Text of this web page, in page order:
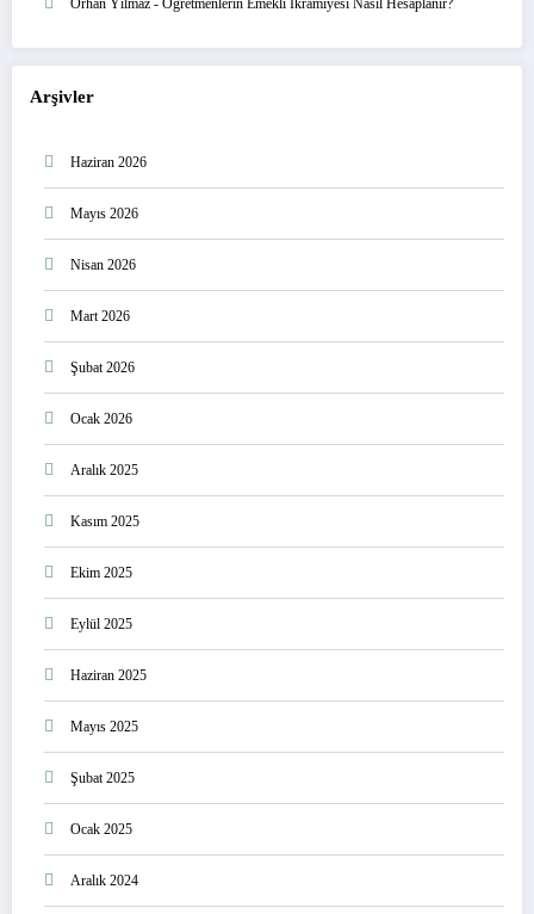
Orhan Yılmaz - Öğretmenlerin Emekli İkramiyesi Nasıl Hesaplanır?
Arşivler
Haziran 2026
Mayıs 2026
Nisan 2026
Mart 2026
Şubat 2026
Ocak 2026
Aralık 2025
Kasım 2025
Ekim 2025
Eylül 2025
Haziran 2025
Mayıs 2025
Şubat 2025
Ocak 2025
Aralık 2024